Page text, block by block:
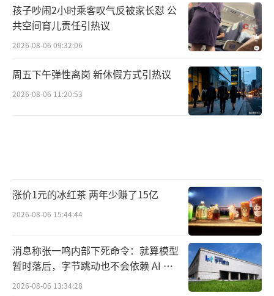
孩子吵闹2小时乘客叹气反被家长怼 公
共空间育儿责任引热议
2026-08-06 09:32:06
周五下午弹性离岗 新休假方式引热议
2026-08-06 11:20:53
涨价1元的冰红茶 两年少赚了15亿
2026-08-06 15:44:44
消息称张一鸣内部下死命令：就算模型
暂时落后，字节跳动也不会依赖 AI 蒸
馏技术
2026-08-06 13:34:28